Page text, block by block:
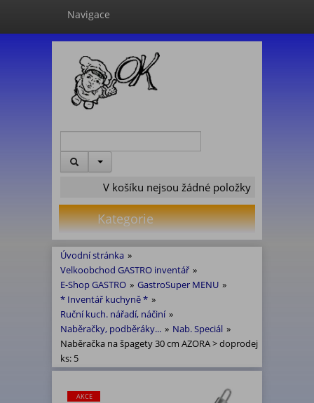
Navigace
V košíku nejsou žádné položky
Kategorie
Úvodní stránka »
Velkoobchod GASTRO inventář »
E-Shop GASTRO » GastroSuper MENU »
* Inventář kuchyně * »
Ruční kuch. nářadí, náčiní »
Naběračky, podběráky... » Nab. Speciál »
Naběračka na špagety 30 cm AZORA > doprodej
ks: 5
AKCE